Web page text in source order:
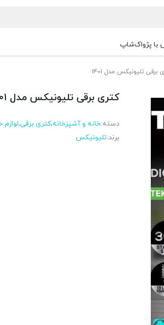
با پژواک‌شاپ
برقی تلیونیکس مدل 1401
کتری برقی تلیونیکس مدل 1401
دسته:خانه و آشپزخانه,کتری برقی,لوازم
برند:تلیونیکس